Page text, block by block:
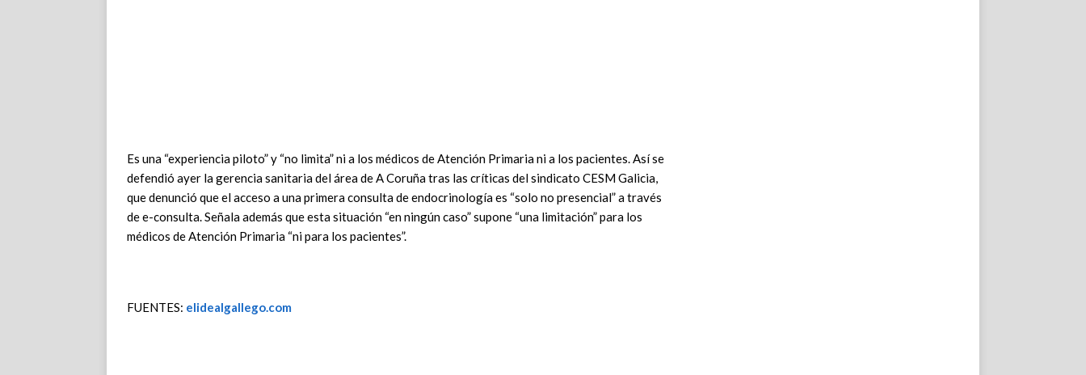
Es una “experiencia piloto” y “no limita” ni a los médicos de Atención Primaria ni a los pacientes. Así se
defendió ayer la gerencia sanitaria del área de A Coruña tras las críticas del sindicato CESM Galicia,
que denunció que el acceso a una primera consulta de endocrinología es “solo no presencial” a través
de e-consulta. Señala además que esta situación “en ningún caso” supone “una limitación” para los
médicos de Atención Primaria “ni para los pacientes”.
FUENTES: elidealgallego.com